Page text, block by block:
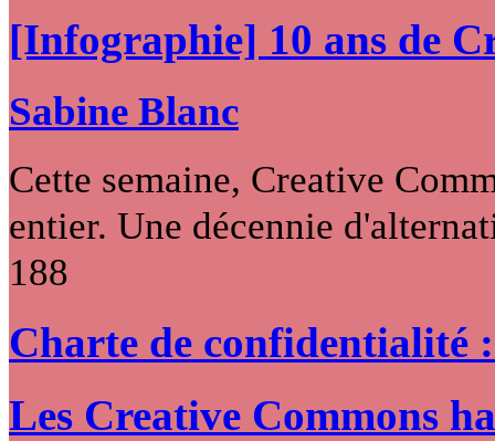
[Infographie] 10 ans de
Sabine Blanc
Cette semaine, Creative
entier. Une décennie
188
Charte de confidentialité
Les Creative Commons